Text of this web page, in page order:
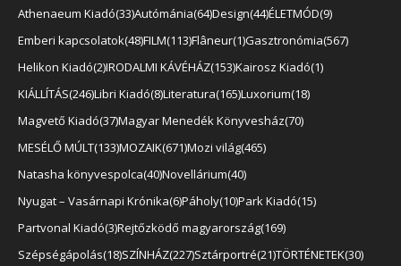
Athenaeum Kiadó 33 Autómánia 64Design 44ÉLETMÓD 9
Emberi kapcsolatok 48FILM 113 Flâneur 1 Gasztronómia 567
Helikon Kiadó 2IRODALMI KÁVÉHÁZ 153 Kairosz Kiadó 1
KIÁLLÍTÁS 246Libri Kiadó 8Literatura 165 Luxorium 18
Magvető Kiadó 37Magyar Menedék Könyvesház 70
MESÉLŐ MÚLT 133 MOZAIK 671 Mozi világ 465
Natasha könyvespolca 40Novellárium 40
Nyugat – Vasárnapi Krónika 6Páholy 10Park Kiadó 15
Partvonal Kiadó 3 Rejtőzködő magyarország 169
Szépségápolás 18 SZÍNHÁZ 227 Sztárportré 21 TÖRTÉNETEK 30